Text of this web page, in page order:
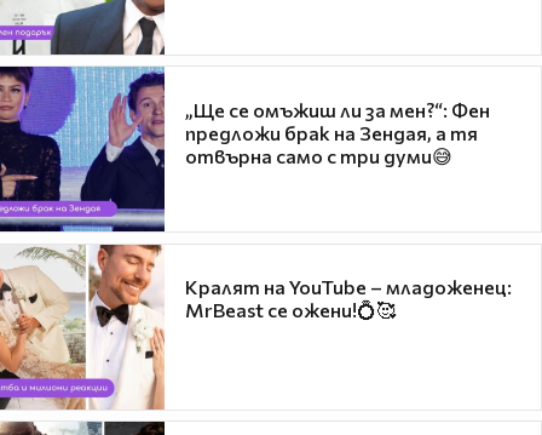
„Ще се омъжиш ли за мен?“: Фен
предложи брак на Зендая, а тя
отвърна само с три думи😅
Кралят на YouTube – младоженец:
MrBeast се ожени!💍🥰